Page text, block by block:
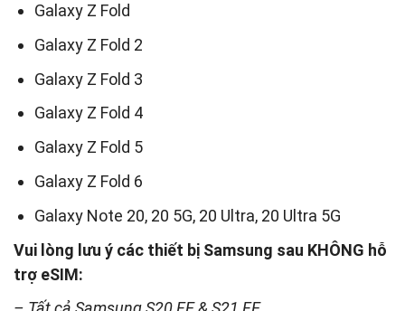
Galaxy Z Fold
Galaxy Z Fold 2
Galaxy Z Fold 3
Galaxy Z Fold 4
Galaxy Z Fold 5
Galaxy Z Fold 6
Galaxy Note 20, 20 5G, 20 Ultra, 20 Ultra 5G
Vui lòng lưu ý các thiết bị Samsung sau KHÔNG hỗ
trợ eSIM: